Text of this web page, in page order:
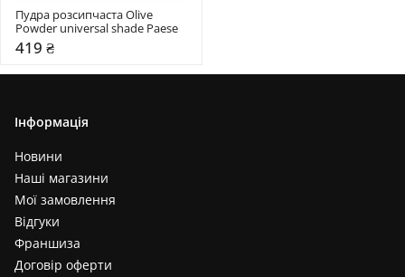
Пудра розсипчаста Olive
Powder universal shade Paese
419 ₴
Інформація
Новини
Наші магазини
Мої замовлення
Відгуки
Франшиза
Договір оферти